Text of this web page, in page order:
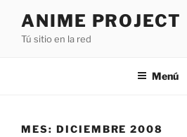
contenido
ANIME PROJECT
Tú sitio en la red
Menú
MES: DICIEMBRE 2008